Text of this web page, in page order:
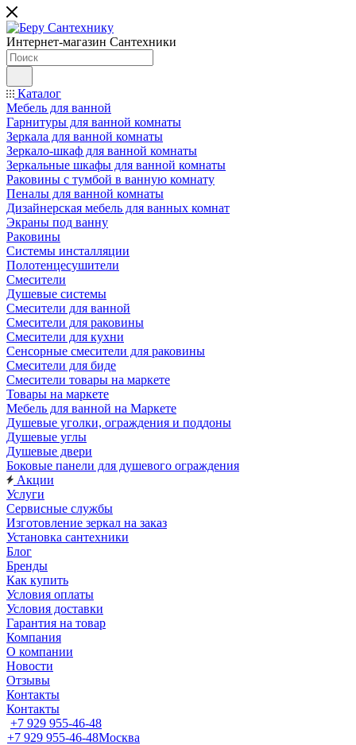
Интернет-магазин Сантехники
Каталог
Мебель для ванной
Гарнитуры для ванной комнаты
Зеркала для ванной комнаты
Зеркало-шкаф для ванной комнаты
Зеркальные шкафы для ванной комнаты
Раковины с тумбой в ванную комнату
Пеналы для ванной комнаты
Дизайнерская мебель для ванных комнат
Экраны под ванну
Раковины
Системы инсталляции
Полотенцесушители
Смесители
Душевые системы
Смесители для ванной
Смесители для раковины
Смесители для кухни
Сенсорные смесители для раковины
Смесители для биде
Смесители товары на маркете
Товары на маркете
Мебель для ванной на Маркете
Душевые уголки, ограждения и поддоны
Душевые углы
Душевые двери
Боковые панели для душевого ограждения
Акции
Услуги
Сервисные службы
Изготовление зеркал на заказ
Установка сантехники
Блог
Бренды
Как купить
Условия оплаты
Условия доставки
Гарантия на товар
Компания
О компании
Новости
Отзывы
Контакты
Контакты
+7 929 955-46-48
+7 929 955-46-48Москва